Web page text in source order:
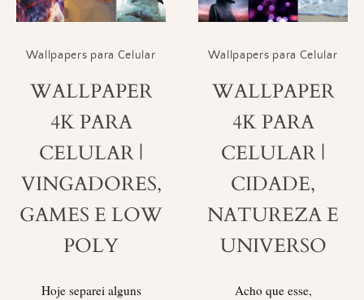
Wallpapers para Celular
WALLPAPER
4K PARA
CELULAR |
VINGADORES,
GAMES E LOW
POLY
Hoje separei alguns
Wallpapers para Celular
WALLPAPER
4K PARA
CELULAR |
CIDADE,
NATUREZA E
UNIVERSO
Acho que esse,